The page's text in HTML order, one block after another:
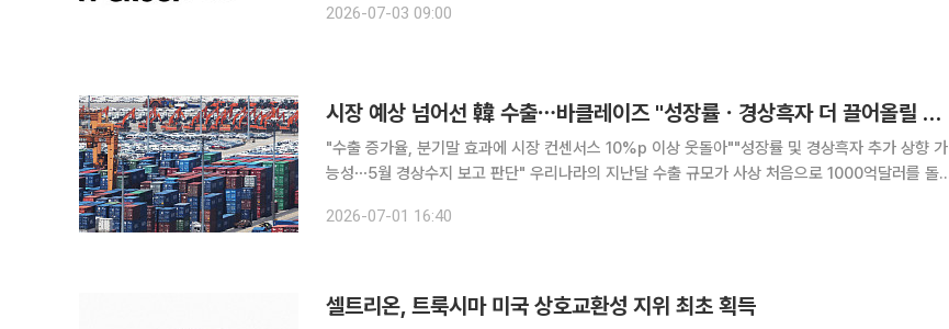
다. 아틀라스링크는 이번 그룹 편입을 계기로 기존 사업 구조
2026-07-03 09:00
시장 예상 넘어선 韓 수출⋯바클레이즈 "성장률ㆍ경상흑자 더 끌어올릴 수도"
"수출 증가율, 분기말 효과에 시장 컨센서스 10%p 이상 웃돌아""성장률 및 경상흑자 추가 상향 가
능성⋯5월 경상수지 보고 판단" 우리나라의 지난달 수출 규모가 사상 처음으로 1000억달러를 돌파
2026-07-01 16:40
셀트리온, 트룩시마 미국 상호교환성 지위 최초 획득